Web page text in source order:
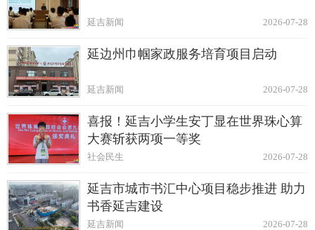
2026-07-28
延吉新闻
延边州巾帼家政服务培育项目启动
2026-07-28
延吉新闻
喜报！延吉小学生安丁显在世界珠心算
大赛斩获两项一等奖
2026-07-28
社会民生
延吉市城市书汇中心项目稳步推进 助力
书香延吉建设
2026-07-28
延吉新闻